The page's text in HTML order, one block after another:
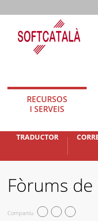
RECURSOS
I SERVEIS
TRADUCTOR
Fòrums
Compartiu